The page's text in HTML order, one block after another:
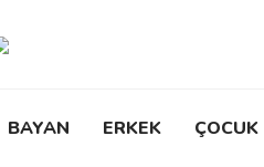
BAYAN ERKEK ÇOCUK